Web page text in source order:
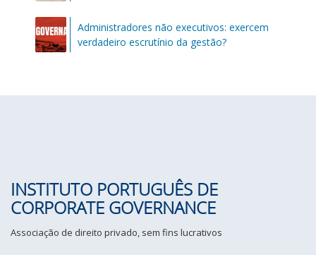
Administradores não executivos: exercem
verdadeiro escrutínio da gestão?
INSTITUTO PORTUGUÊS DE
CORPORATE GOVERNANCE
Associação de direito privado, sem fins lucrativos